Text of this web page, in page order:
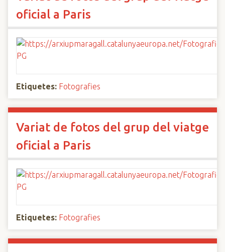
oficial a Paris
Etiquetes: Fotografies
Variat de fotos del grup del viatge
oficial a Paris
Etiquetes: Fotografies